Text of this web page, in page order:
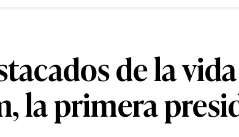
de la
la primera